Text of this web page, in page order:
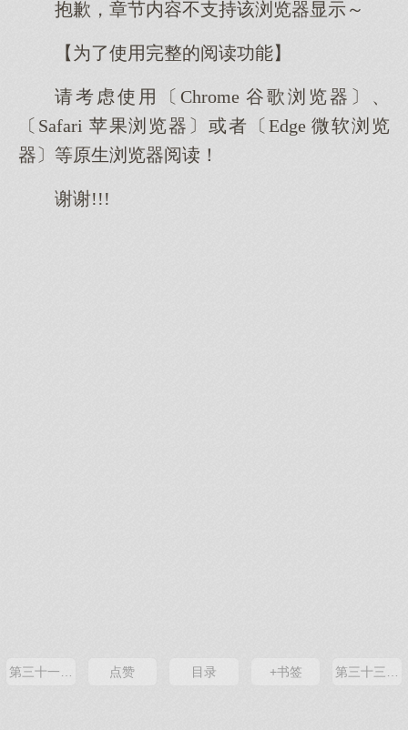
抱歉，章节内容不支持该浏览器显示～
【为了使用完整的阅读功能】
请考虑使用〔Chrome 谷歌浏览器〕、
〔Safari 苹果浏览器〕或者〔Edge 微软浏览
器〕等原生浏览器阅读！
谢谢!!!
第三十一章 美食文化
点赞 目录 +书签 第三十三章